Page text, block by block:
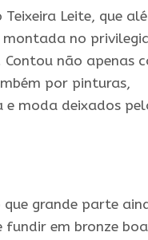
Leite, que
montada no
Contou não apenas
por pinturas,
e moda deixados
que grande parte
fundir em bronze boa